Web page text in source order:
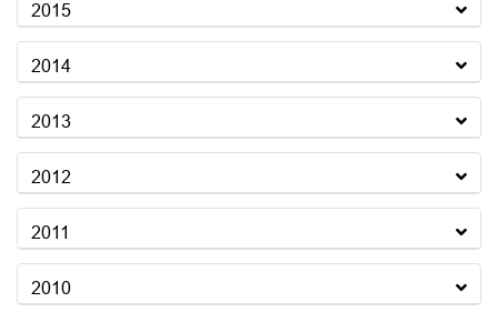
2015
2014
2013
2012
2011
2010